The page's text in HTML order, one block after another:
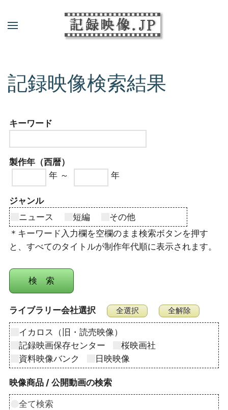
記録映像検索結果
キーワード
製作年（西暦）
年 ～
年
ジャンル
ニュース
短編
その他
＊キーワード入力欄を空欄のまま検索ボタンを押す
と、すべてのタイトルが制作年代順に表示されます。
ライブラリー会社選択
イカロス（旧・読売映像）
記録映画保存センター
桜映画社
資料映像バンク
日映映像
映像商品 / 公開動画の検索
全て検索